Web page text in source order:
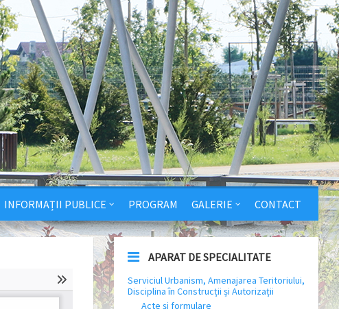
INFORMAȚII PUBLICE PROGRAM GALERIE CONTACT
APARAT DE SPECIALITATE
Serviciul Urbanism, Amenajarea Teritoriului,
Disciplina în Construcții și Autorizații
Acte și formulare